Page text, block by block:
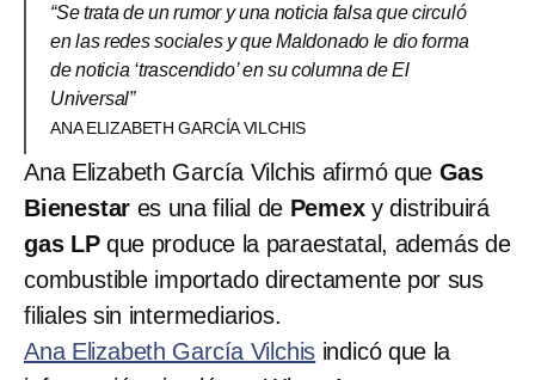
“Se trata de un rumor y una noticia falsa que circuló
en las redes sociales y que Maldonado le dio forma
de noticia ‘trascendido’ en su columna de El
Universal”
ANA ELIZABETH GARCÍA VILCHIS
Ana Elizabeth García Vilchis afirmó que Gas
Bienestar es una filial de Pemexy distribuirá
gas LPque produce la paraestatal, además de
combustible importado directamente por sus
filiales sin intermediarios.
Ana Elizabeth García Vilchis indicó que la